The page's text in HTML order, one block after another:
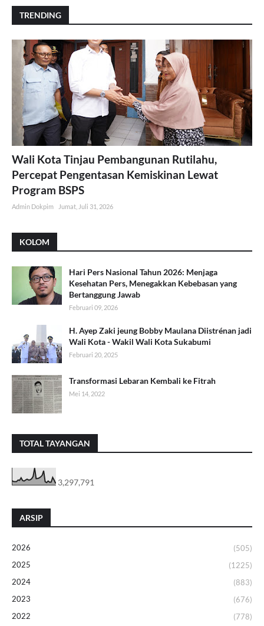
TRENDING
Wali Kota Tinjau Pembangunan Rutilahu,
Percepat Pengentasan Kemiskinan Lewat
Program BSPS
Admin Dokpim Jumat, Juli 31, 2026
KOLOM
Hari Pers Nasional Tahun 2026: Menjaga
Kesehatan Pers, Menegakkan Kebebasan yang
Bertanggung Jawab
Februari 09, 2026
H. Ayep Zaki jeung Bobby Maulana Diistrénan jadi
Wali Kota - Wakil Wali Kota Sukabumi
Februari 20, 2025
Transformasi Lebaran Kembali ke Fitrah
Mei 14, 2022
TOTAL TAYANGAN
3,297,791
ARSIP
2026
(505)
2025
(1225)
2024
(883)
2023
(676)
2022
(778)